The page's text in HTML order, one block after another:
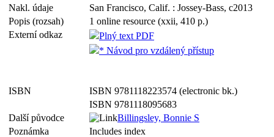
Nakl. údaje
San Francisco, Calif. : Jossey-Bass, c2013
Popis (rozsah)
1 online resource (xxii, 410 p.)
Externí odkaz
Plný text PDF
* Návod pro vzdálený přístup
ISBN
ISBN 9781118223574 (electronic bk.)
ISBN 9781118095683
Další původce
Billingsley, Bonnie S
Poznámka
Includes index